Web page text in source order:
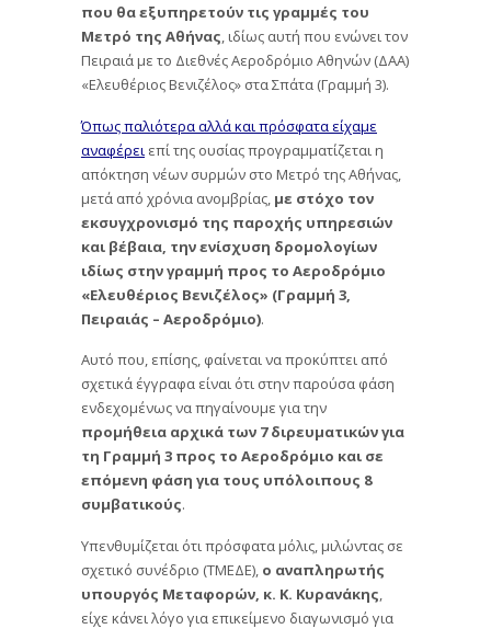
που θα εξυπηρετούν τις γραμμές του
Μετρό της Αθήνας , ιδίως αυτή που ενώνει τον
Πειραιά με το Διεθνές Αεροδρόμιο Αθηνών (ΔΑΑ)
«Ελευθέριος Βενιζέλος» στα Σπάτα (Γραμμή 3).
Όπως παλιότερα αλλά και πρόσφατα είχαμε
αναφέρει επί της ουσίας προγραμματίζεται η
απόκτηση νέων συρμών στο Μετρό της Αθήνας,
μετά από χρόνια ανομβρίας, με στόχο τον
εκσυγχρονισμό της παροχής υπηρεσιών
και βέβαια, την ενίσχυση δρομολογίων
ιδίως στην γραμμή προς το Αεροδρόμιο
«Ελευθέριος Βενιζέλος» (Γραμμή 3,
Πειραιάς – Αεροδρόμιο).
Αυτό που, επίσης, φαίνεται να προκύπτει από
σχετικά έγγραφα είναι ότι στην παρούσα φάση
ενδεχομένως να πηγαίνουμε για την
προμήθεια αρχικά των 7 διρευματικών για
τη Γραμμή 3 προς το Αεροδρόμιο και σε
επόμενη φάση για τους υπόλοιπους 8
συμβατικούς.
Υπενθυμίζεται ότι πρόσφατα μόλις, μιλώντας σε
σχετικό συνέδριο (ΤΜΕΔΕ), ο αναπληρωτής
υπουργός Μεταφορών, κ. Κ. Κυρανάκης
είχε κάνει λόγο για επικείμενο διαγωνισμό για